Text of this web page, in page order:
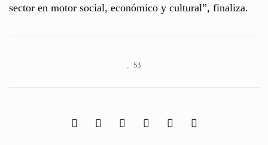
sector en motor social, económico y cultural”, finaliza.
53